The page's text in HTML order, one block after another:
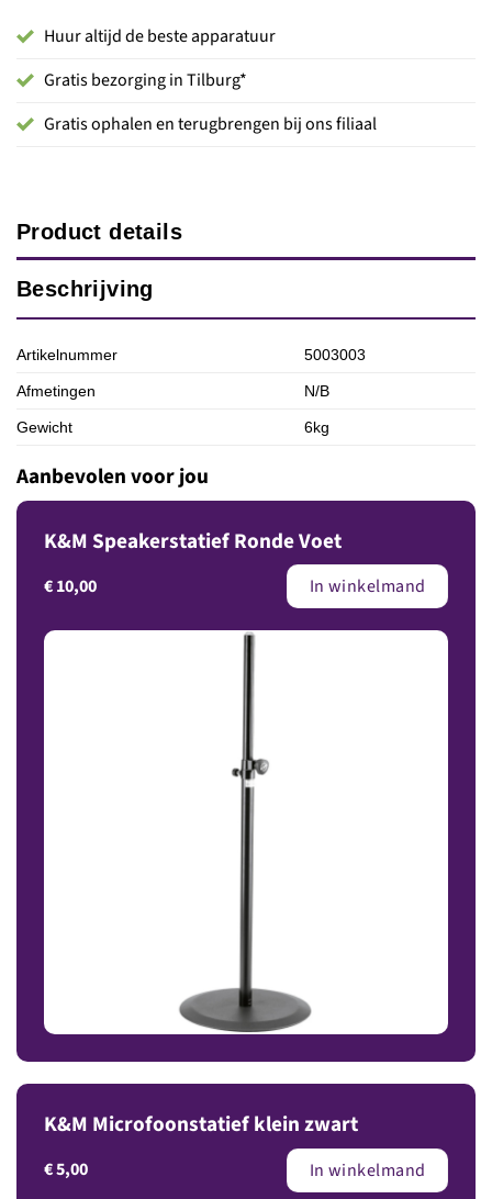
Huur altijd de beste apparatuur
Gratis bezorging in Tilburg*
Gratis ophalen en terugbrengen bij ons filiaal
Product details
Beschrijving
Artikelnummer 5003003
Afmetingen N/B
Gewicht 6kg
Aanbevolen voor jou
K&M Speakerstatief Ronde Voet
€10,00 In winkelmand
K&M Microfoonstatief klein zwart
€5,00 In winkelmand